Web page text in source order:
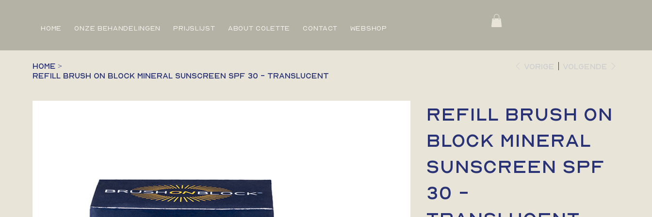
HOME ONZE BEHANDELINGEN PRIJSLIJST ABOUT COLETTE CONTACT WEBSHOP
HOME >
Refill Brush On Block Mineral Sunscreen SPF 30 - Translucent
Vorige Volgende
Refill Brush On
Block Mineral
Sunscreen SPF
30 -